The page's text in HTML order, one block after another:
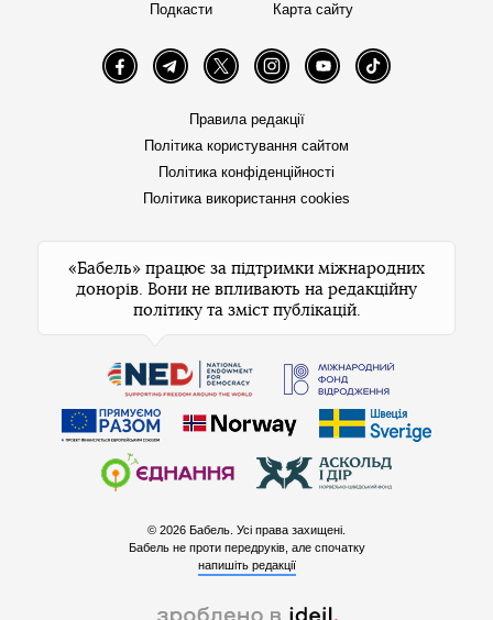
Подкасти
Карта сайту
FacebookTelegramTwitter InstagramYouTube TikTok
Правила редакції
Політика користування сайтом
Політика конфіденційності
Політика використання cookies
«Бабель» працює за підтримки міжнародних
донорів. Вони не впливають на редакційну
політику та зміст публікацій.
© 2026 Бабель. Усі права захищені.
Бабель не проти передруків, але спочатку
напишіть редакції